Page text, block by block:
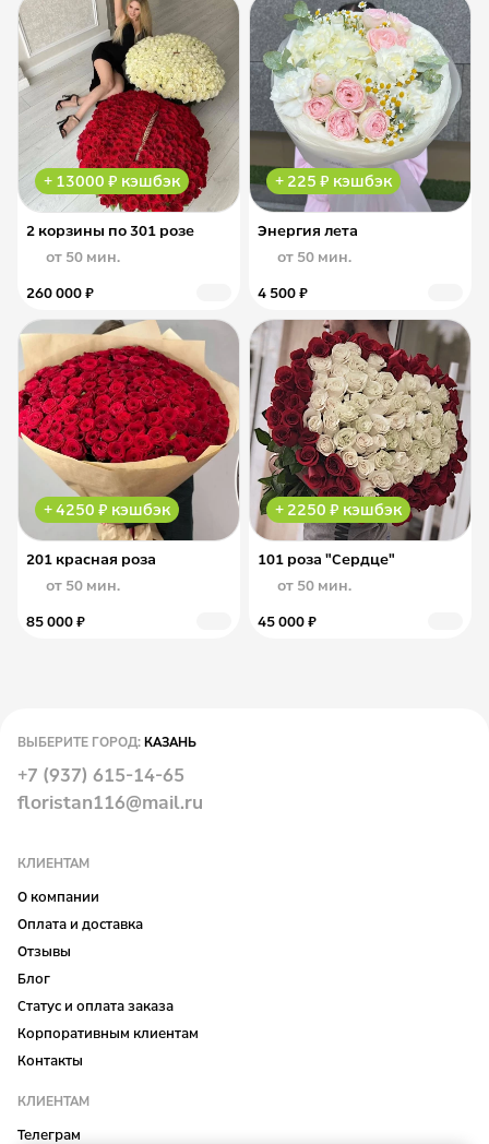
+ 13000 ₽ кэшбэк
2 корзины по 301 розе
от 50 мин.
260 000 ₽
+ 225 ₽ кэшбэк
Энергия лета
от 50 мин.
4 500 ₽
+ 4250 ₽ кэшбэк
201 красная роза
от 50 мин.
85 000 ₽
+ 2250 ₽ кэшбэк
101 роза "Сердце"
от 50 мин.
45 000 ₽
КЛИЕНТАМ
О компании
Оплата и доставка
Отзывы
Блог
Статус и оплата заказа
Корпоративным клиентам
Контакты
КЛИЕНТАМ
Телеграм
ВЫБЕРИТЕ ГОРОД:КАЗАНЬ
+7 (937) 615-14-65
floristan116@mail.ru